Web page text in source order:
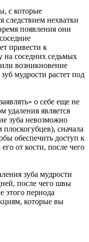
с которые
следствием нехватки
появления они
привести к
на соседних седьмых
возникновение
мудрости растет под
о себе еще не
удаления является
зуба невозможно
сначала
обеспечить доступ к
от кости, после чего
зуба мудрости
после чего швы
этого периода
которые вы